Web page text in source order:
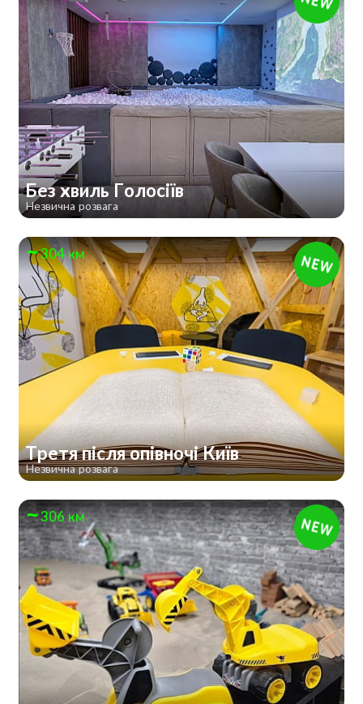
Без хвиль Голосіїв
Незвична розвага
304 км
Третя після опівночі Київ
Незвична розвага
306 км